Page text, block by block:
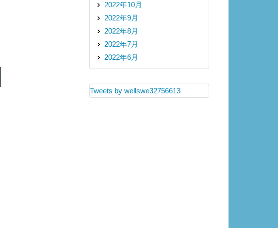
2022年10月
2022年9月
2022年8月
2022年7月
2022年6月
Tweets by wellswe32756613